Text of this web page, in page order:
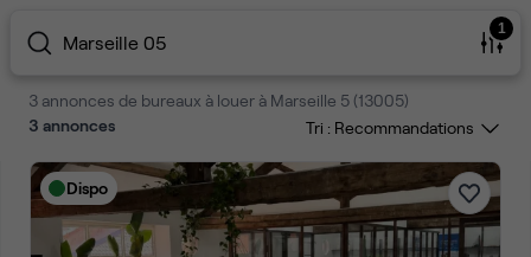
Marseille 05
1
3 annonces de bureaux à louer à Marseille 5 (13005)
3 annonces Tri :
Dispo